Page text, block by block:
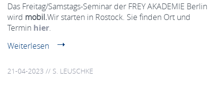
Das Freitag/Samstags-Seminar der FREY AKADEMIE Berlin
wird mobil.Wir starten in Rostock. Sie finden Ort und
Termin hier.
Weiterlesen
21-04-2023 // S. LEUSCHKE